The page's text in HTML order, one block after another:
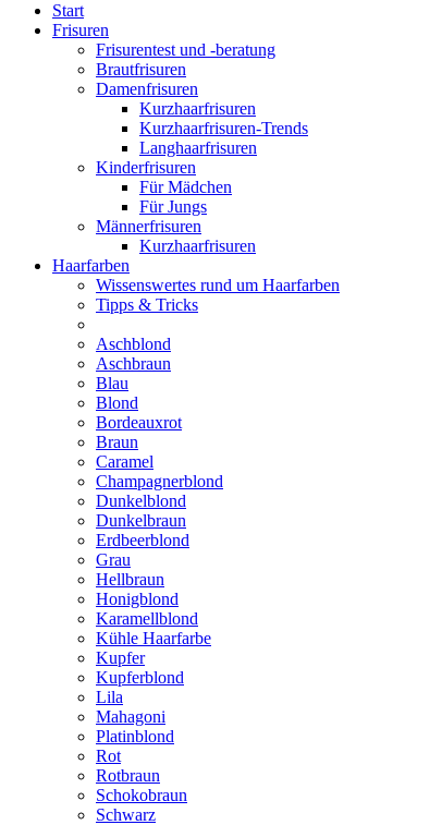
Start
Frisuren
Frisurentest und -beratung
Brautfrisuren
Damenfrisuren
Kurzhaarfrisuren
Kurzhaarfrisuren-Trends
Langhaarfrisuren
Kinderfrisuren
Für Mädchen
Für Jungs
Männerfrisuren
Kurzhaarfrisuren
Haarfarben
Wissenswertes rund um Haarfarben
Tipps & Tricks
Aschblond
Aschbraun
Blau
Blond
Bordeauxrot
Braun
Caramel
Champagnerblond
Dunkelblond
Dunkelbraun
Erdbeerblond
Grau
Hellbraun
Honigblond
Karamellblond
Kühle Haarfarbe
Kupfer
Kupferblond
Lila
Mahagoni
Platinblond
Rot
Rotbraun
Schokobraun
Schwarz